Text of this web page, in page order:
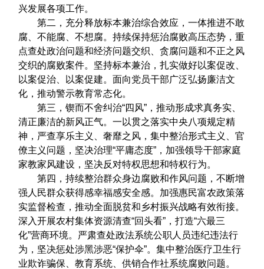
兴发展各项工作。
第二，充分释放标本兼治综合效应，一体推进不敢
腐、不能腐、不想腐。持续保持惩治腐败高压态势，重
点查处政治问题和经济问题交织、贪腐问题和不正之风
交织的腐败案件。坚持标本兼治，扎实做好以案促改、
以案促治、以案促建。面向党员干部广泛弘扬廉洁文
化，推动警示教育常态化。
第三，锲而不舍纠治“四风”，推动形成求真务实、
清正廉洁的新风正气。一以贯之落实中央八项规定精
神，严查享乐主义、奢靡之风，集中整治形式主义、官
僚主义问题，坚决治理“平庸态度”，加强领导干部家庭
家教家风建设，坚决反对特权思想和特权行为。
第四，持续整治群众身边腐败和作风问题，不断增
强人民群众获得感幸福感安全感。加强惠民富农政策落
实监督检查，推动全面脱贫和乡村振兴战略有效衔接。
深入开展农村集体资源清查“回头看”，打造“六最三
化”营商环境。严肃查处政法系统公职人员违纪违法行
为，坚决惩处涉黑涉恶“保护伞”。集中整治医疗卫生行
业欺诈骗保、教育系统、供销合作社系统腐败问题。